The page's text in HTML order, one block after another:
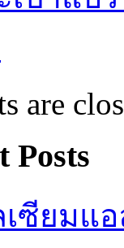
are
Posts
ซียมแ